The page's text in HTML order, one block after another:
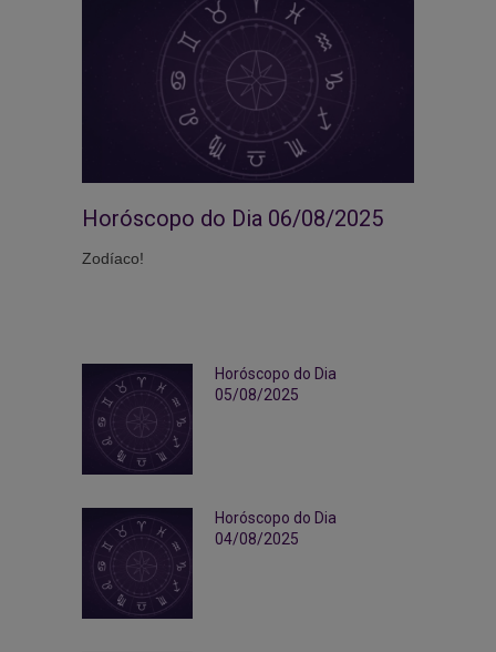
Horóscopo do Dia 06/08/2025
Zodíaco!
Horóscopo do Dia
05/08/2025
Horóscopo do Dia
04/08/2025